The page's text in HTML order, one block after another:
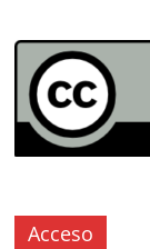
Acceso